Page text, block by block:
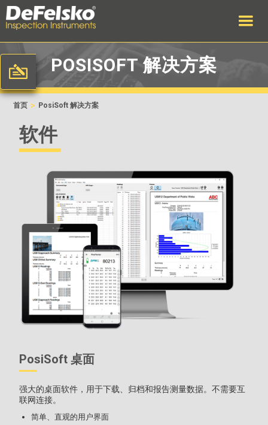
POSISOFT 解决方案
首页 > PosiSoft 解决方案
软件
PosiSoft 桌面
强大的桌面软件，用于下载、归档和报告测量数据。不需要互
联网连接。
简单、直观的用户界面